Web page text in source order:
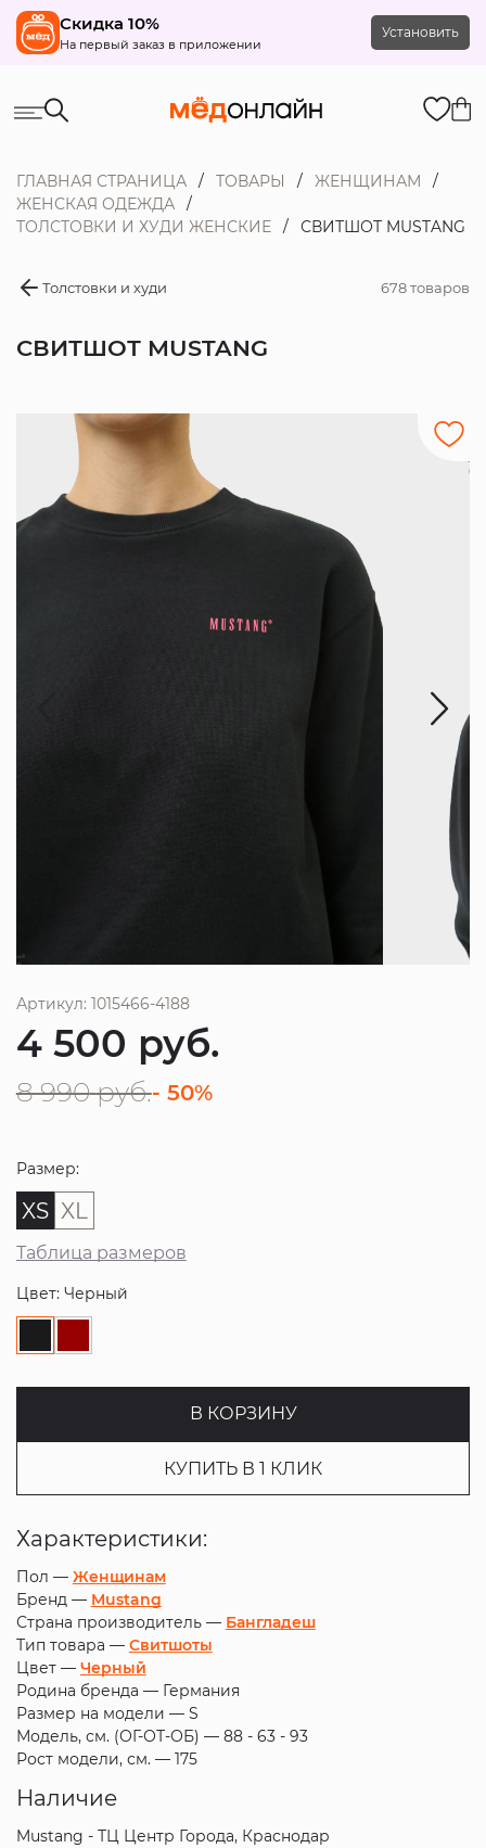
Скидка 10%
На первый заказ в приложении
Установить
ГЛАВНАЯ СТРАНИЦА ТОВАРЫ
ЖЕНЩИНАМ
ЖЕНСКАЯ ОДЕЖДА
ТОЛСТОВКИ И ХУДИ ЖЕНСКИЕ
СВИТШОТ MUSTANG
Толстовки и худи 678 товаров
СВИТШОТ MUSTANG
Артикул: 1015466-4188
4 500 руб.
8 990 руб.- 50%
Размер:
XS XL
Таблица размеров
Цвет: Черный
В КОРЗИНУ
КУПИТЬ В 1 КЛИК
Характеристики:
Пол — Женщинам
Бренд — Mustang
Страна производитель — Бангладеш
Тип товара — Свитшоты
Цвет — Черный
Родина бренда — Германия
Размер на модели — S
Модель, см. (ОГ-ОТ-ОБ) — 88 - 63 - 93
Рост модели, см. — 175
Наличие
Mustang - ТЦ Центр Города, Краснодар